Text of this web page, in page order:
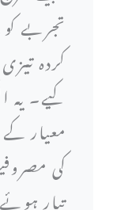
تجربے
کردہ
کیے۔ یہ
معیار
کی
تیار